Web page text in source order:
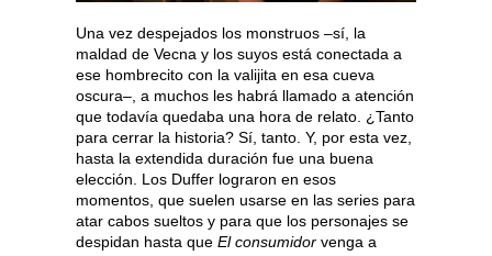
Una vez despejados los monstruos –sí, la
maldad de Vecna y los suyos está conectada a
ese hombrecito con la valijita en esa cueva
oscura–, a muchos les habrá llamado a atención
que todavía quedaba una hora de relato. ¿Tanto
para cerrar la historia? Sí, tanto. Y, por esta vez,
hasta la extendida duración fue una buena
elección. Los Duffer lograron en esos
momentos, que suelen usarse en las series para
atar cabos sueltos y para que los personajes se
despidan hasta que El consumidor venga a